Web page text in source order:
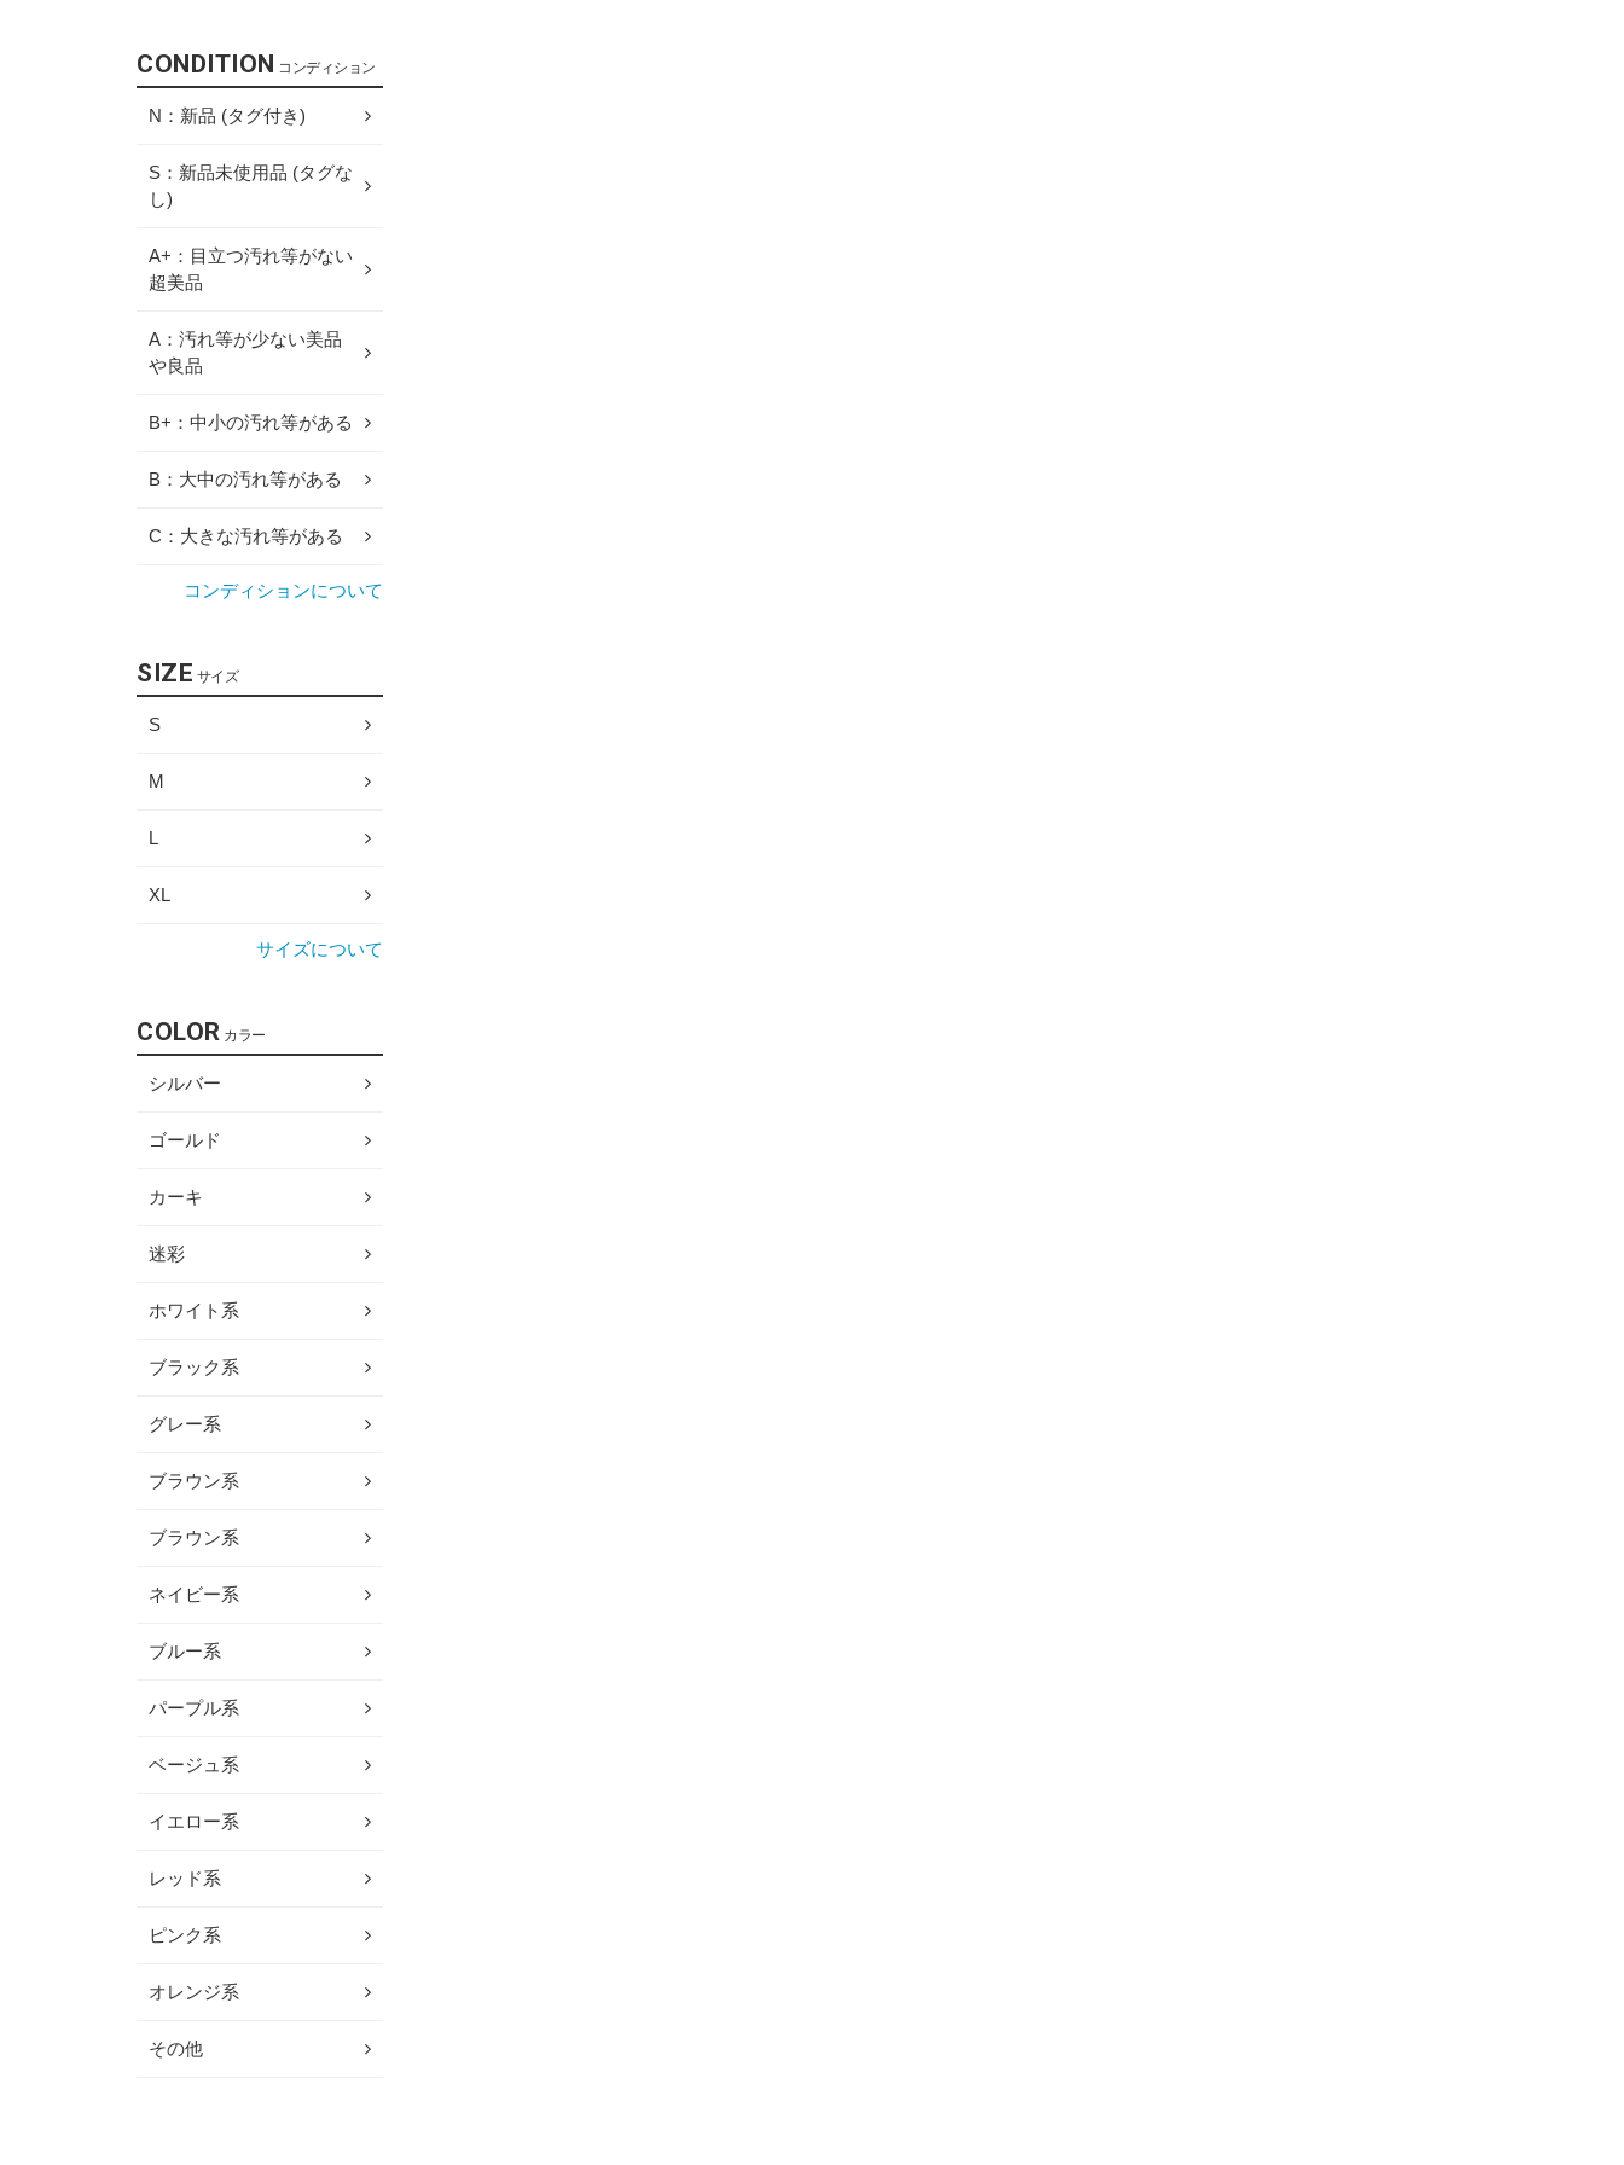
CONDITION コンディション
N：新品 (タグ付き)
S：新品未使用品 (タグな
し)
A+：目立つ汚れ等がない
超美品
A：汚れ等が少ない美品
や良品
B+：中小の汚れ等がある
B：大中の汚れ等がある
C：大きな汚れ等がある
コンディションについて
SIZE サイズ
S
M
L
XL
サイズについて
COLOR カラー
シルバー
ゴールド
カーキ
迷彩
ホワイト系
ブラック系
グレー系
ブラウン系
ブラウン系
ネイビー系
ブルー系
パープル系
ベージュ系
イエロー系
レッド系
ピンク系
オレンジ系
その他